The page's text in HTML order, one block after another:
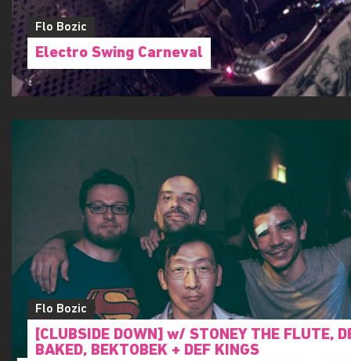
Flo Bozic
Electro Swing Carneval
Flo Bozic
[CLUBSIDE DOWN] w/ STONEY THE FLUTE,
BAKED, BEKTOBEK + DEF KINGS